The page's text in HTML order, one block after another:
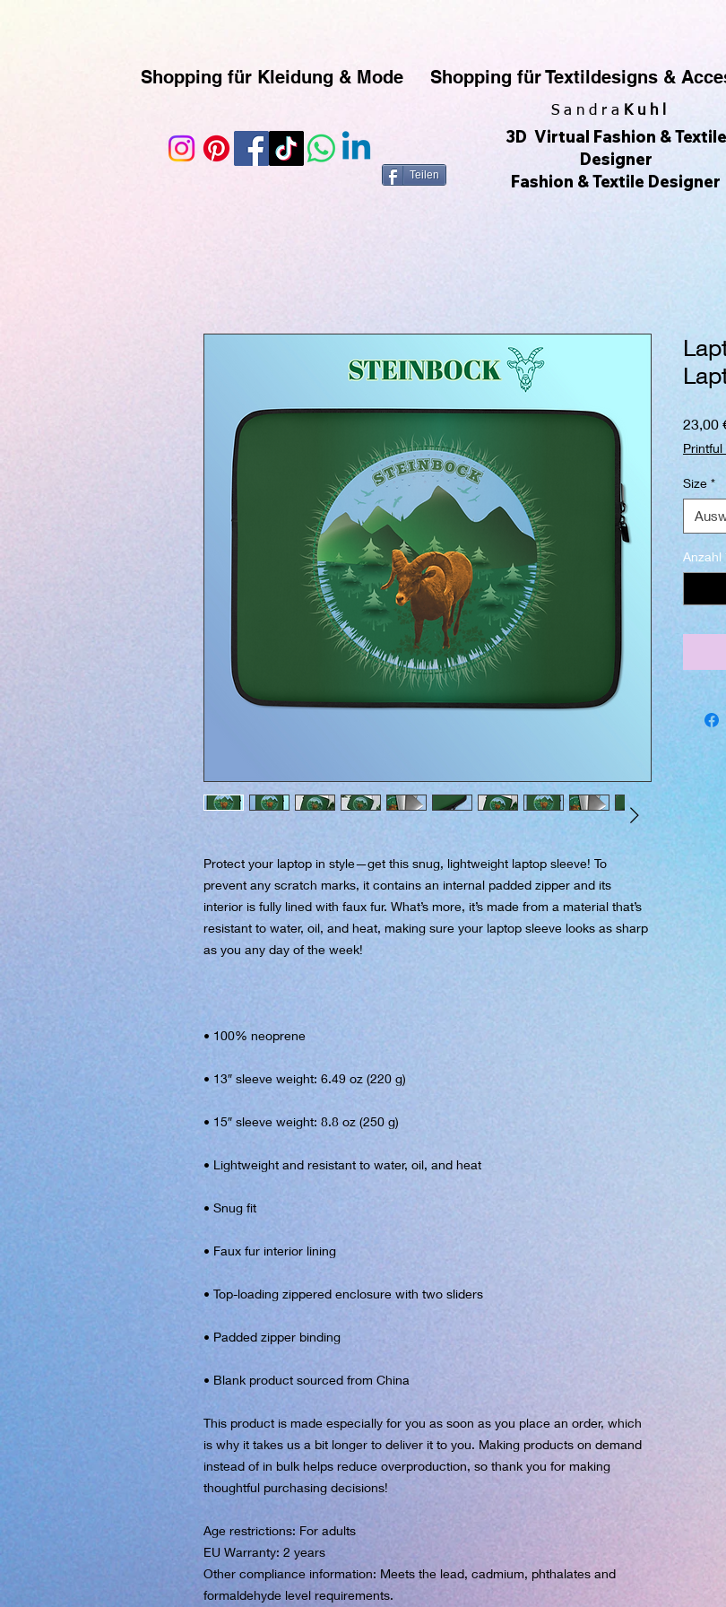
Shopping für Kleidung & Mode Shopping für Textildesigns &
S a n d r a Kuhl
Teilen
3D Virtual Fashion & Textile
Designer
Fashion & Textile Designer
Protect your laptop in style—get this snug, lightweight laptop sleeve! To
prevent any scratch marks, it contains an internal padded zipper and its
interior is fully lined with faux fur. What’s more, it’s made from a material that’s
resistant to water, oil, and heat, making sure your laptop sleeve looks as sharp
• Blank product sourced from China
This product is made especially for you as soon as you place an order, which
is why it takes us a bit longer to deliver it to you. Making products on demand
instead of in bulk helps reduce overproduction, so thank you for making
thoughtful purchasing decisions!
Age restrictions: For adults
EU Warranty: 2 years
Other compliance information: Meets the lead, cadmium, phthalates and
formaldehyde level requirements.
23,00
Size *
Anzahl